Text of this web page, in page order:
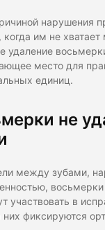
нарушения
когда им не
удаление
место для
единиц.
не
между зубами,
участвовать в
них фиксируются